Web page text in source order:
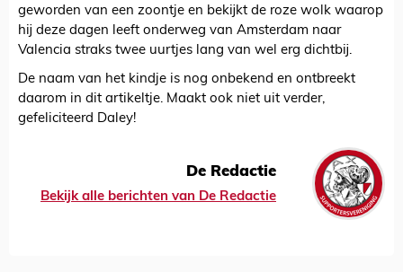
geworden van een zoontje en bekijkt de roze wolk waarop
hij deze dagen leeft onderweg van Amsterdam naar
Valencia straks twee uurtjes lang van wel erg dichtbij.
De naam van het kindje is nog onbekend en ontbreekt
daarom in dit artikeltje. Maakt ook niet uit verder,
gefeliciteerd Daley!
De Redactie
Bekijk alle berichten van De Redactie